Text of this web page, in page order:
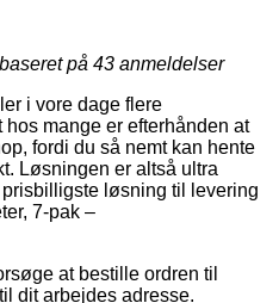
på 43 anmeldelser
i vore dage flere
mange er efterhånden at
fordi du så nemt kan hente
Løsningen er altså ultra
løsning til levering
7-pak –
at bestille ordren til
dit arbejdes adresse.